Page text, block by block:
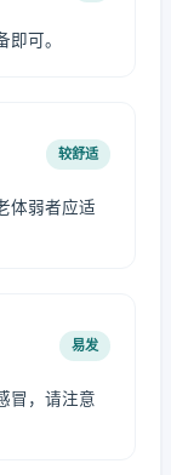
可。
较舒适
体弱者应适
易发
冒，请注意